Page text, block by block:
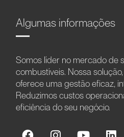
Algumas informações
Somos líder no mercado de
combustíveis. Nossa
oferece uma gestão eficaz,
Reduzimos custos
eficiência do seu negócio.